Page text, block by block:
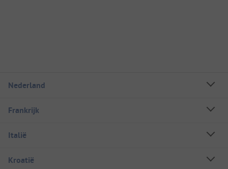
Nederland
Frankrijk
Italië
Kroatië